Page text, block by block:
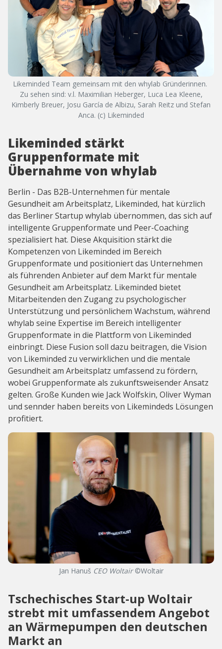
Likeminded Team gemeinsam mit den whylab Gründerinnen.
Zu sehen sind: v.l. Maximilian Heberger, Luca Lea Kleene,
Kimberly Breuer, Josu García de Albizu, Sarah Reitz und Stefan
Anca. (c) Likeminded
Likeminded stärkt
Gruppenformate mit
Übernahme von whylab
Berlin - Das B2B-Unternehmen für mentale
Gesundheit am Arbeitsplatz, Likeminded, hat kürzlich
das Berliner Startup whylab übernommen, das sich auf
intelligente Gruppenformate und Peer-Coaching
spezialisiert hat. Diese Akquisition stärkt die
Kompetenzen von Likeminded im Bereich
Gruppenformate und positioniert das Unternehmen
als führenden Anbieter auf dem Markt für mentale
Gesundheit am Arbeitsplatz. Likeminded bietet
Mitarbeitenden den Zugang zu psychologischer
Unterstützung und persönlichem Wachstum, während
whylab seine Expertise im Bereich intelligenter
Gruppenformate in die Plattform von Likeminded
einbringt. Diese Fusion soll dazu beitragen, die Vision
von Likeminded zu verwirklichen und die mentale
Gesundheit am Arbeitsplatz umfassend zu fördern,
wobei Gruppenformate als zukunftsweisender Ansatz
gelten. Große Kunden wie Jack Wolfskin, Oliver Wyman
und sennder haben bereits von Likemindeds Lösungen
profitiert.
Jan Hanuš CEO Woltair©Woltair
Tschechisches Start-up Woltair
strebt mit umfassendem Angebot
an Wärmepumpen den deutschen
Markt an